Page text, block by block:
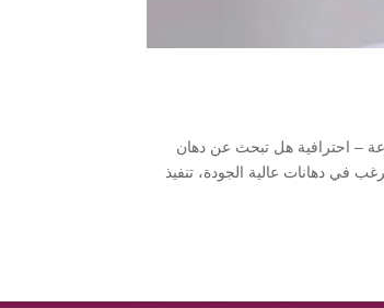
– سرعة – احترافية هل تبحث عن دهان
لك أفضل خدمات الدهان والتشطيب الداخلي والخارجي لعام 2025؟ هل ترغب في دهانات عالية الجودة، تنفيذ